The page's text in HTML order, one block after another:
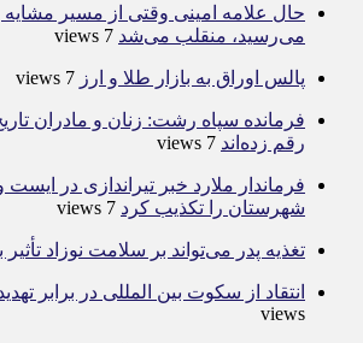
حال علامه امینی وقتی از مسیر مشایه
می‌رسید، منقلب می‌شد 7 views
پالس اوراق به بازار طلا و ارز 7 views
فرمانده سپاه رشت: زنان و مادران
رقم زده‌اند 7 views
فرماندار ملارد خبر تیراندازی در
شهرستان را تکذیب کرد 7 views
تغذیه پدر می‌تواند بر سلامت نوزاد تأثیر
انتقاد از سکوت بین المللی در برابر
views